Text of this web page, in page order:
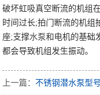
破坏虹吸真空断流的机组
时间过长;拍门断流的机组
座;支撑水泵和电机的基础
都会导致机组发生振动。
上一篇：不锈钢潜水泵型